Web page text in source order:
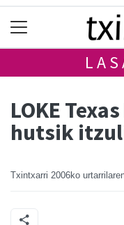
LOKE
hutsik
Txintxarri 2006ko